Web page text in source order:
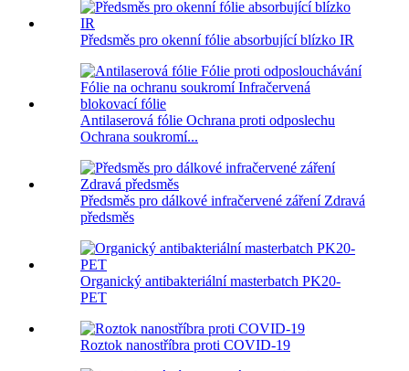
Předsměs pro okenní fólie absorbující blízko IR
Antilaserová fólie Ochrana proti odposlechu
Ochrana soukromí...
Předsměs pro dálkové infračervené záření Zdravá
předsměs
Organický antibakteriální masterbatch PK20-
PET
Roztok nanostříbra proti COVID-19